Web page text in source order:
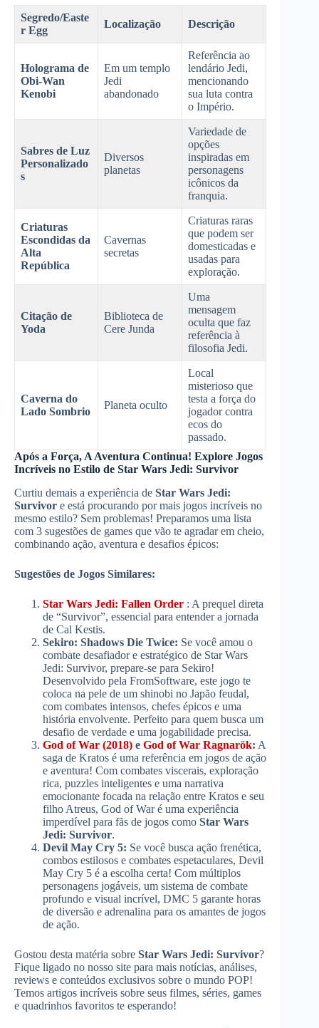
Segredo/Easte
r Egg
Localização Descrição
Holograma de
Obi-Wan
Kenobi
Em um templo
Jedi
abandonado
Referência ao
lendário Jedi,
mencionando
sua luta contra
o Império.
Sabres de Luz
Personalizado
s
Diversos
planetas
Variedade de
opções
inspiradas em
personagens
icônicos da
franquia.
Criaturas
Escondidas da
Alta
República
Cavernas
secretas
Criaturas raras
que podem ser
domesticadas e
usadas para
exploração.
Citação de
Yoda
Biblioteca de
Cere Junda
Uma
mensagem
oculta que faz
referência à
filosofia Jedi.
Caverna do
Lado Sombrio
Planeta oculto
Local
misterioso que
testa a força do
jogador contra
ecos do
passado.
Após a Força, A Aventura Continua! Explore Jogos
Incríveis no Estilo de Star Wars Jedi: Survivor
Curtiu demais a experiência de Star Wars Jedi:
Survivor e está procurando por mais jogos incríveis no
mesmo estilo? Sem problemas! Preparamos uma lista
com 3 sugestões de games que vão te agradar em cheio,
combinando ação, aventura e desafios épicos:
Sugestões de Jogos Similares:
Star Wars Jedi: Fallen Order : A prequel direta
de “Survivor”, essencial para entender a jornada
de Cal Kestis.
Sekiro: Shadows Die Twice: Se você amou o
combate desafiador e estratégico de Star Wars
Jedi: Survivor, prepare-se para Sekiro!
Desenvolvido pela FromSoftware, este jogo te
coloca na pele de um shinobi no Japão feudal,
com combates intensos, chefes épicos e uma
história envolvente. Perfeito para quem busca um
desafio de verdade e uma jogabilidade precisa.
God of War (2018) e God of War Ragnarök: A
saga de Kratos é uma referência em jogos de ação
e aventura! Com combates viscerais, exploração
rica, puzzles inteligentes e uma narrativa
emocionante focada na relação entre Kratos e seu
filho Atreus, God of War é uma experiência
imperdível para fãs de jogos como Star Wars
Jedi: Survivor.
Devil May Cry 5: Se você busca ação frenética,
combos estilosos e combates espetaculares, Devil
May Cry 5 é a escolha certa! Com múltiplos
personagens jogáveis, um sistema de combate
profundo e visual incrível, DMC 5 garante horas
de diversão e adrenalina para os amantes de jogos
de ação.
Gostou desta matéria sobre Star Wars Jedi: Survivor?
Fique ligado no nosso site para mais notícias, análises,
reviews e conteúdos exclusivos sobre o mundo POP!
Temos artigos incríveis sobre seus filmes, séries, games
e quadrinhos favoritos te esperando!